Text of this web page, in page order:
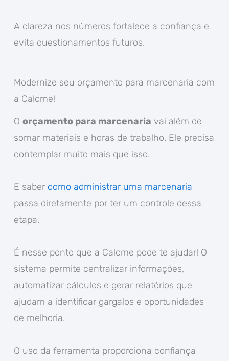
A clareza nos números fortalece a confiança e
evita questionamentos futuros.
Modernize seu orçamento para marcenaria com
a Calcme!
O orçamento para marcenaria vai além de
somar materiais e horas de trabalho. Ele precisa
contemplar muito mais que isso.
E saber como administrar uma marcenaria
passa diretamente por ter um controle dessa
etapa.
É nesse ponto que a Calcme pode te ajudar! O
sistema permite centralizar informações,
automatizar cálculos e gerar relatórios que
ajudam a identificar gargalos e oportunidades
de melhoria.
O uso da ferramenta proporciona confiança